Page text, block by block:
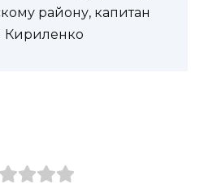
району, капитан
Кириленко